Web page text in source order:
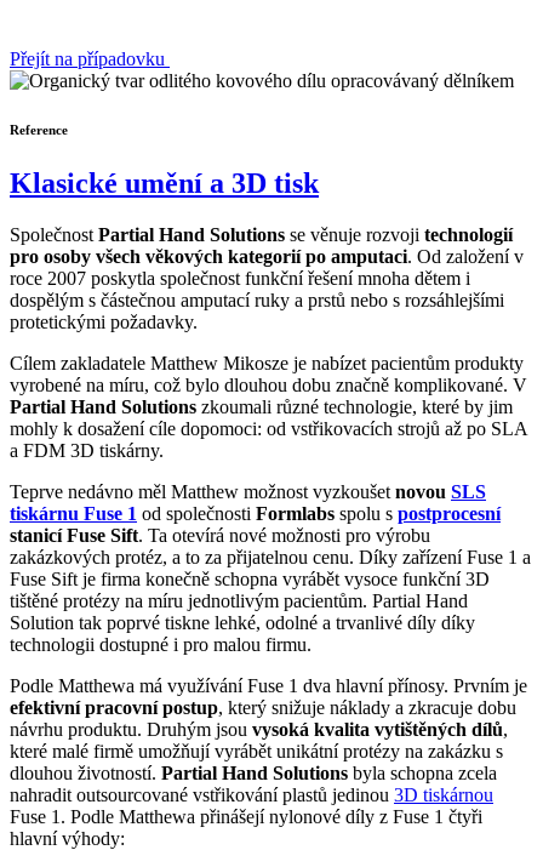
Přejít na případovku
Reference
Klasické umění a 3D tisk
Společnost Partial Hand Solutions se věnuje rozvoji technologií
pro osoby všech věkových kategorií po amputaci. Od založení v
roce 2007 poskytla společnost funkční řešení mnoha dětem i
dospělým s částečnou amputací ruky a prstů nebo s rozsáhlejšími
protetickými požadavky.
Cílem zakladatele Matthew Mikosze je nabízet pacientům produkty
vyrobené na míru, což bylo dlouhou dobu značně komplikované. V
Partial Hand Solutions zkoumali různé technologie, které by jim
mohly k dosažení cíle dopomoci: od vstřikovacích strojů až po SLA
a FDM 3D tiskárny.
Teprve nedávno měl Matthew možnost vyzkoušet novou SLS
tiskárnu Fuse 1 od společnosti Formlabs spolu s postprocesní
stanicí Fuse Sift. Ta otevírá nové možnosti pro výrobu
zakázkových protéz, a to za přijatelnou cenu. Díky zařízení Fuse 1 a
Fuse Sift je firma konečně schopna vyrábět vysoce funkční 3D
tištěné protézy na míru jednotlivým pacientům. Partial Hand
Solution tak poprvé tiskne lehké, odolné a trvanlivé díly díky
technologii dostupné i pro malou firmu.
Podle Matthewa má využívání Fuse 1 dva hlavní přínosy. Prvním je
efektivní pracovní postup, který snižuje náklady a zkracuje dobu
návrhu produktu. Druhým jsou vysoká kvalita vytištěných dílů,
které malé firmě umožňují vyrábět unikátní protézy na zakázku s
dlouhou životností. Partial Hand Solutions byla schopna zcela
nahradit outsourcované vstřikování plastů jedinou 3D tiskárnou
Fuse 1. Podle Matthewa přinášejí nylonové díly z Fuse 1 čtyři
hlavní výhody: